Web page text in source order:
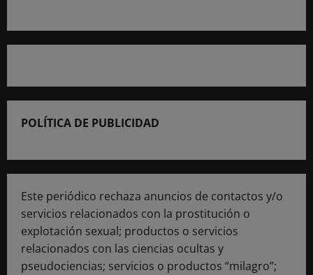
POLÍTICA DE PUBLICIDAD
Este periódico rechaza anuncios de contactos y/o
servicios relacionados con la prostitución o
explotación sexual; productos o servicios
relacionados con las ciencias ocultas y
pseudociencias; servicios o productos “milagro”;